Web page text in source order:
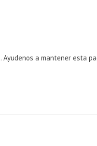
a mantener esta